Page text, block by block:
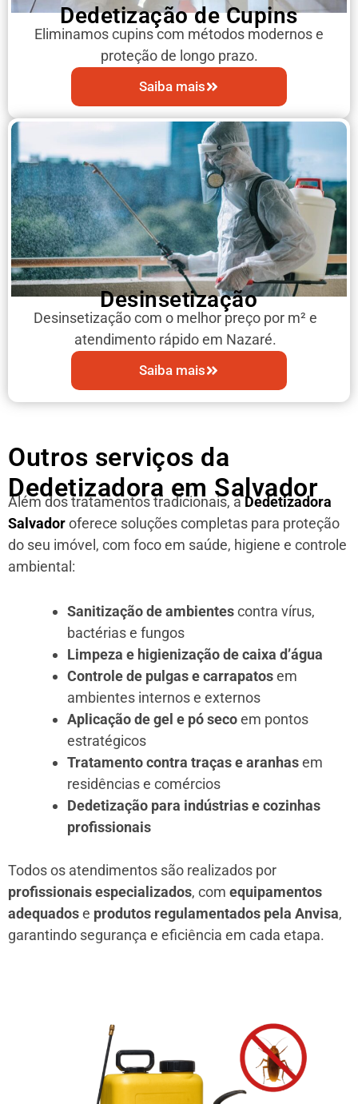
Dedetização de Cupins
Eliminamos cupins com métodos modernos e
proteção de longo prazo.
Saiba mais
Desinsetização
Desinsetização com o melhor preço por m² e
atendimento rápido em Nazaré.
Saiba mais
Outros serviços da
Dedetizadora em Salvador
Além dos tratamentos tradicionais, aDedetizadora
Salvadoroferece soluções completas para proteção
do seu imóvel, com foco em saúde, higiene e controle
ambiental:
Sanitização de ambientescontra vírus,
bactérias e fungos
Limpeza e higienização de caixa d’água
Controle de pulgas e carrapatosem
ambientes internos e externos
Aplicação de gel e pó secoem pontos
estratégicos
Tratamento contra traças e aranhasem
residências e comércios
Dedetização para indústrias e cozinhas
profissionais
Todos os atendimentos são realizados por
profissionais especializados, com equipamentos
adequadose produtos regulamentados pela Anvisa,
garantindo segurança e eficiência em cada etapa.